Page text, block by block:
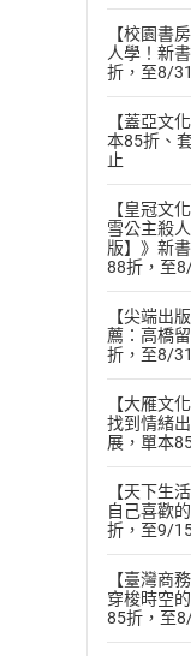
【校園書
人學！新
折，至8/
【蓋亞文
本85折、
止
【皇冠文
雪公主殺
版】》新
88折，至
【尖端出
薦：高橋
折，至8/
【大雁文
找到情緒
展，單本
【天下生
自己喜歡
折，至9/
【臺灣商
穿梭時空
85折，至